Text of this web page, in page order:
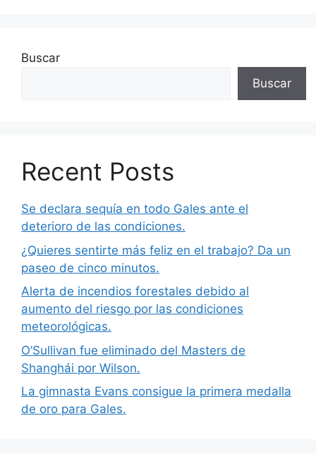
Buscar
Buscar
Recent Posts
Se declara sequía en todo Gales ante el
deterioro de las condiciones.
¿Quieres sentirte más feliz en el trabajo? Da un
paseo de cinco minutos.
Alerta de incendios forestales debido al
aumento del riesgo por las condiciones
meteorológicas.
O’Sullivan fue eliminado del Masters de
Shanghái por Wilson.
La gimnasta Evans consigue la primera medalla
de oro para Gales.